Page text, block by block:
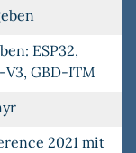
ESP32,
V3, GBD-ITM
2021 mit